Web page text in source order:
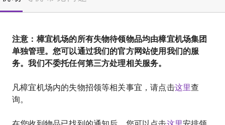
择
语
言:
注意：樟宜机场的所有失物待领物品均由樟宜机场集团
单独管理。您可以通过我们的官方网站使用我们的服
务。我们不委托任何第三方处理相关服务。
凡樟宜机场内的失物招领等相关事宜，请点击这里查
询。